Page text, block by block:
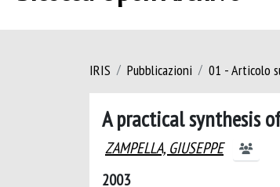
IRIS Pubblicazioni 01 - Articolo
A practical synthesis
ZAMPELLA, GIUSEPPE
2003